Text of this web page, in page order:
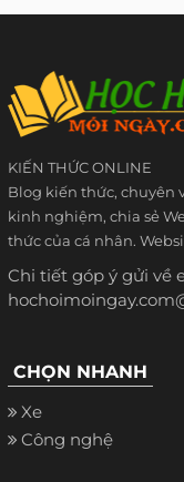
KIẾN THỨC ONLINE
Blog kiến thức, chuyên
kinh nghiệm, chia sẻ
thức của cá nhân.
Chi tiết góp ý gửi về
CHỌN NHANH
Xe
Công nghệ